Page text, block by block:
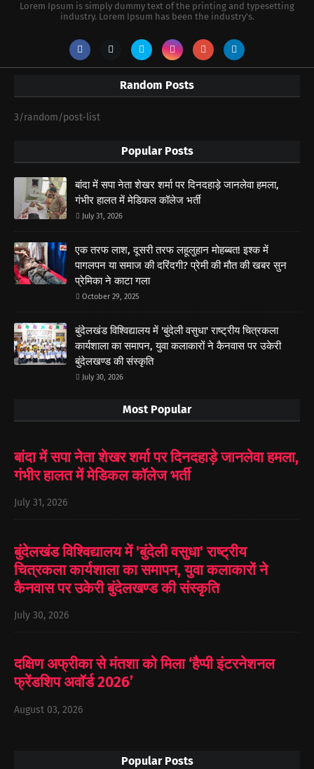
Lorem Ipsum is simply dummy text of the printing and typesetting
industry. Lorem Ipsum has been the industry's.
Random Posts
3/random/post-list
Popular Posts
बांदा में सपा नेता शेखर शर्मा पर दिनदहाड़े जानलेवा हमला,
गंभीर हालत में मेडिकल कॉलेज भर्ती
July 31, 2026
एक तरफ लाश, दूसरी तरफ लहूलुहान मोहब्बत! इश्क में
पागलपन या समाज की दरिंदगी? प्रेमी की मौत की खबर सुन
प्रेमिका ने काटा गला
October 29, 2025
बुंदेलखंड विश्विद्यालय में 'बुंदेली वसुधा' राष्ट्रीय चित्रकला
कार्यशाला का समापन, युवा कलाकारों ने कैनवास पर उकेरी
बुंदेलखण्ड की संस्कृति
July 30, 2026
Most Popular
बांदा में सपा नेता शेखर शर्मा पर दिनदहाड़े जानलेवा हमला,
गंभीर हालत में मेडिकल कॉलेज भर्ती
July 31, 2026
बुंदेलखंड विश्विद्यालय में 'बुंदेली वसुधा' राष्ट्रीय
चित्रकला कार्यशाला का समापन, युवा कलाकारों ने
कैनवास पर उकेरी बुंदेलखण्ड की संस्कृति
July 30, 2026
दक्षिण अफ्रीका से मंतशा को मिला ‘हैप्पी इंटरनेशनल
फ्रेंडशिप अवॉर्ड 2026’
August 03, 2026
Popular Posts